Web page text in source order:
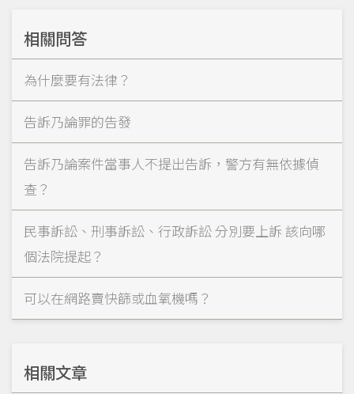
相關問答
為什麼要有法律？
告訴乃論罪的告發
告訴乃論案件當事人不提出告訴，警方有無依據偵
查？
民事訴訟、刑事訴訟、行政訴訟 分別要上訴 該向哪
個法院提起？
可以在網路賣快篩或血氧機嗎？
相關文章